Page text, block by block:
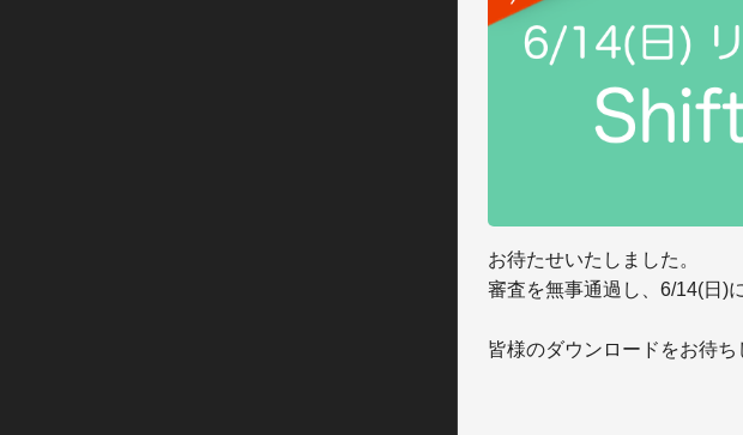
お待たせいたしました。
審査を無事通過し、6/14(日)
皆様のダウンロードをお待ち